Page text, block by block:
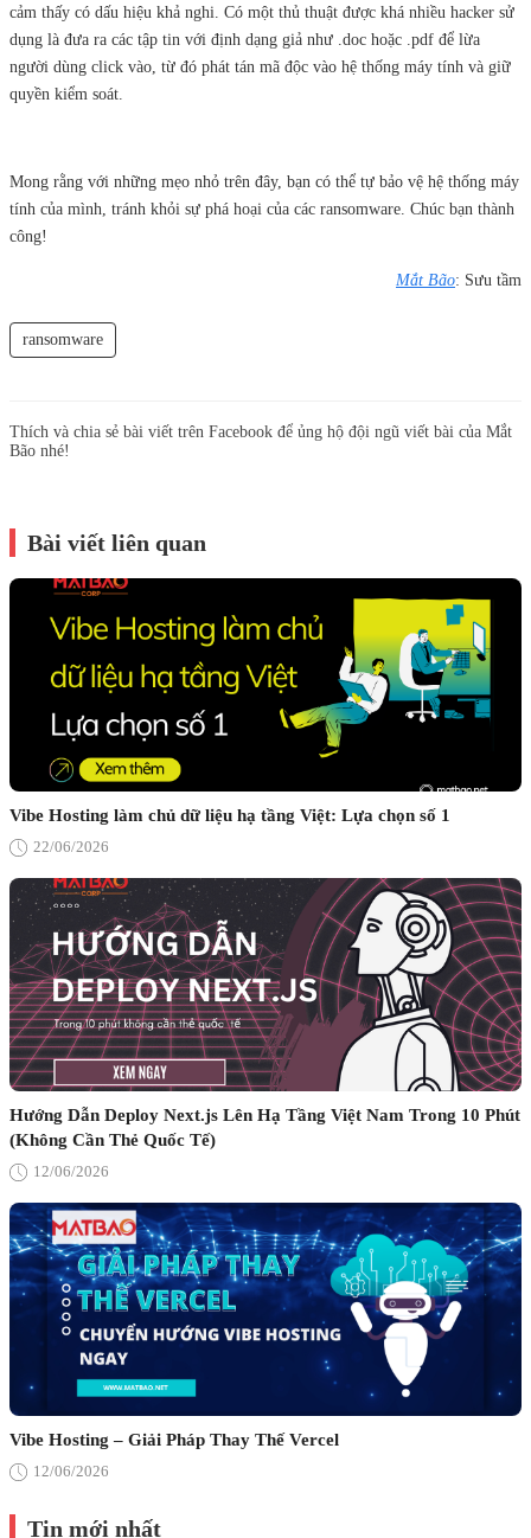
cảm thấy có dấu hiệu khả nghi. Có một thủ thuật được khá nhiều hacker sử
dụng là đưa ra các tập tin với định dạng giả như .doc hoặc .pdf để lừa
người dùng click vào, từ đó phát tán mã độc vào hệ thống máy tính và giữ
quyền kiểm soát.
Mong rằng với những mẹo nhỏ trên đây, bạn có thể tự bảo vệ hệ thống máy
tính của mình, tránh khỏi sự phá hoại của các ransomware. Chúc bạn thành
công!
Mắt Bão: Sưu tầm
ransomware
Thích và chia sẻ bài viết trên Facebook để ủng hộ đội ngũ viết bài của Mắt
Bão nhé!
Bài viết liên quan
Vibe Hosting làm chủ dữ liệu hạ tầng Việt: Lựa chọn số 1
22/06/2026
Hướng Dẫn Deploy Next.js Lên Hạ Tầng Việt Nam Trong 10 Phút
(Không Cần Thẻ Quốc Tế)
12/06/2026
Vibe Hosting – Giải Pháp Thay Thế Vercel
12/06/2026
Tin mới nhất